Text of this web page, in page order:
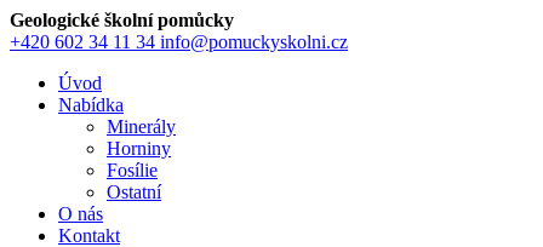
Geologické školní pomůcky
+420 602 34 11 34 info@pomuckyskolni.cz
Úvod
Nabídka
Minerály
Horniny
Fosílie
Ostatní
O nás
Kontakt